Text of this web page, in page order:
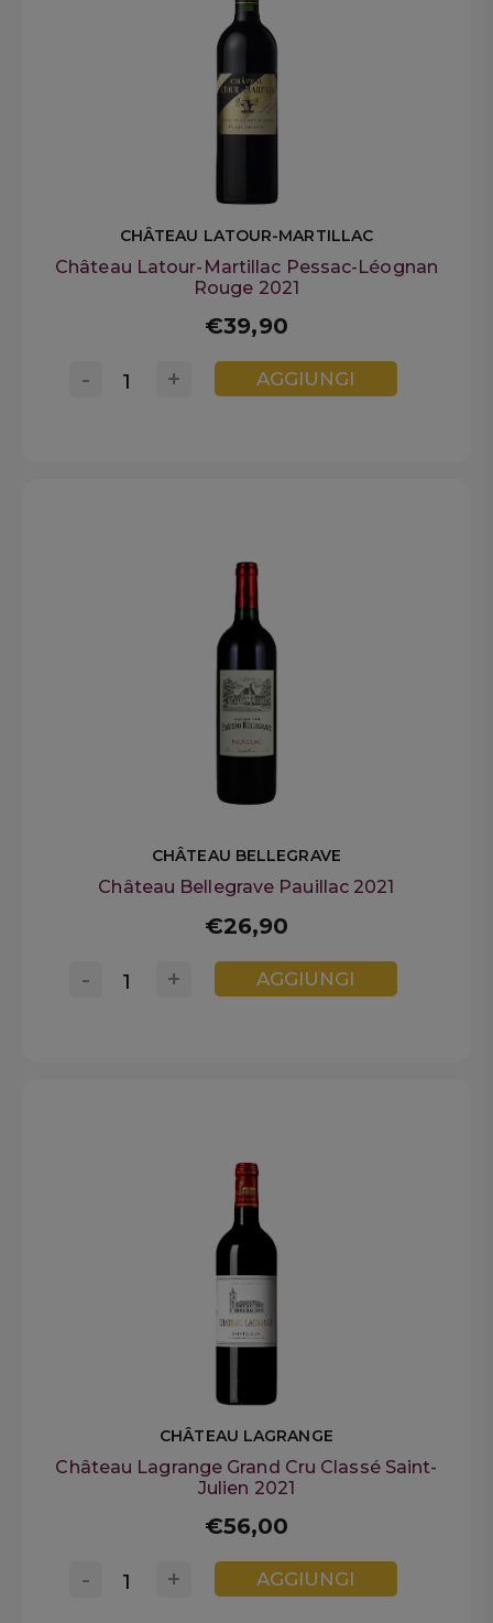
CHÂTEAU LATOUR-MARTILLAC
Château Latour-Martillac Pessac-Léognan
Rouge 2021
€39,90
+
- AGGIUNGI
CHÂTEAU BELLEGRAVE
Château Bellegrave Pauillac 2021
€26,90
+
- AGGIUNGI
CHÂTEAU LAGRANGE
Château Lagrange Grand Cru Classé Saint-
Julien 2021
€56,00
+
- AGGIUNGI